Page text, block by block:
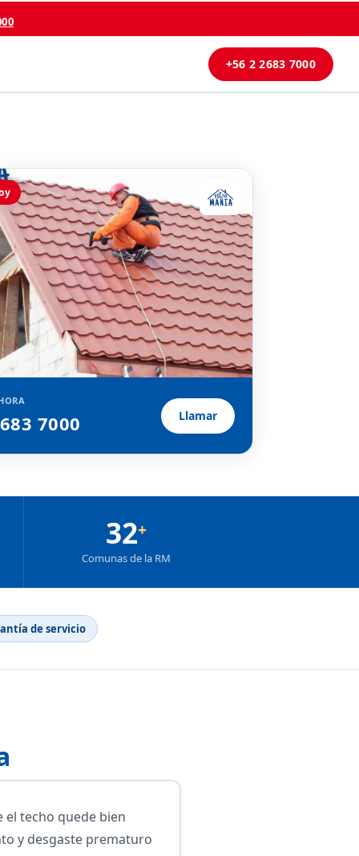
+56 2 2683 7000
7000 Llamar
32+
Comunas de la RM
de servicio
el techo quede bien
y desgaste prematuro